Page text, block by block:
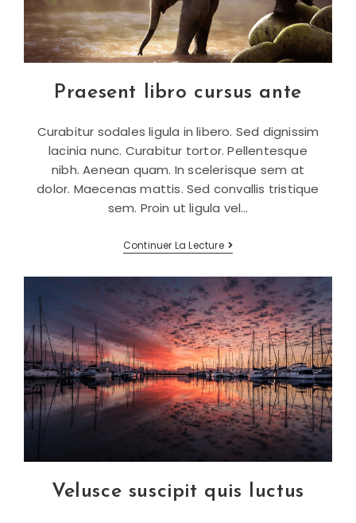
Praesent libro cursus ante
Curabitur sodales ligula in libero. Sed dignissim
lacinia nunc. Curabitur tortor. Pellentesque
nibh. Aenean quam. In scelerisque sem at
dolor. Maecenas mattis. Sed convallis tristique
sem. Proin ut ligula vel…
Continuer La LecturePraesent
Libro
Ante
Velusce suscipit quis luctus